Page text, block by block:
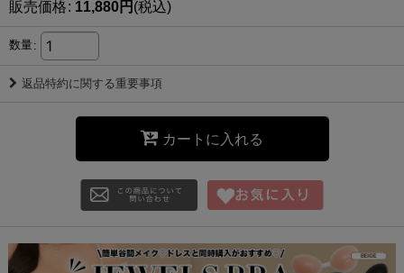
販売価格: 11,880円 (税込)
数量:
返品特約に関する重要事項
カートに入れる